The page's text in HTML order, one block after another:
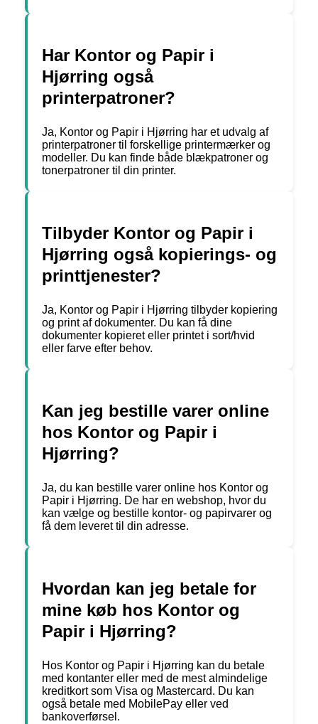
Har Kontor og Papir i
Hjørring også
printerpatroner?
Ja, Kontor og Papir i Hjørring har et udvalg af
printerpatroner til forskellige printermærker og
modeller. Du kan finde både blækpatroner og
tonerpatroner til din printer.
Tilbyder Kontor og Papir i
Hjørring også kopierings- og
printtjenester?
Ja, Kontor og Papir i Hjørring tilbyder kopiering
og print af dokumenter. Du kan få dine
dokumenter kopieret eller printet i sort/hvid
eller farve efter behov.
Kan jeg bestille varer online
hos Kontor og Papir i
Hjørring?
Ja, du kan bestille varer online hos Kontor og
Papir i Hjørring. De har en webshop, hvor du
kan vælge og bestille kontor- og papirvarer og
få dem leveret til din adresse.
Hvordan kan jeg betale for
mine køb hos Kontor og
Papir i Hjørring?
Hos Kontor og Papir i Hjørring kan du betale
med kontanter eller med de mest almindelige
kreditkort som Visa og Mastercard. Du kan
også betale med MobilePay eller ved
bankoverførsel.